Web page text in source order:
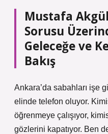
Mustafa
Sorusu
Geleceğe ve
Bakış
Ankara’da sabahları işe
elinde telefon oluyor.
öğrenmeye çalışıyor,
gözlerini kapatıyor. Ben